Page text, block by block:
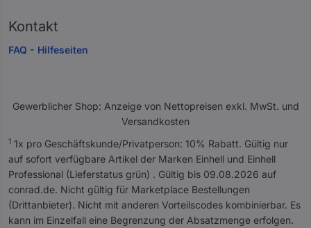
Kontakt
FAQ - Hilfeseiten
Gewerblicher Shop: Anzeige von Nettopreisen exkl. MwSt. und
Versandkosten
A
P
r
1 1x pro Geschäftskunde/Privatperson: 10% Rabatt. Gültig nur
auf sofort verfügbare Artikel der Marken Einhell und Einhell
Professional (Lieferstatus grün) . Gültig bis 09.08.2026 auf
conrad.de. Nicht gültig für Marketplace Bestellungen
(Drittanbieter). Nicht mit anderen Vorteilscodes kombinierbar. Es
kann im Einzelfall eine Begrenzung der Absatzmenge erfolgen.